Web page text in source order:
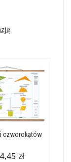
czworokątów
zł